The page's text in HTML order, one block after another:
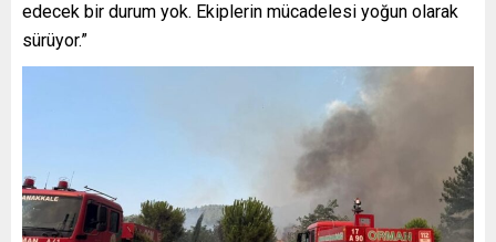
edecek bir durum yok. Ekiplerin mücadelesi yoğun olarak
sürüyor.”